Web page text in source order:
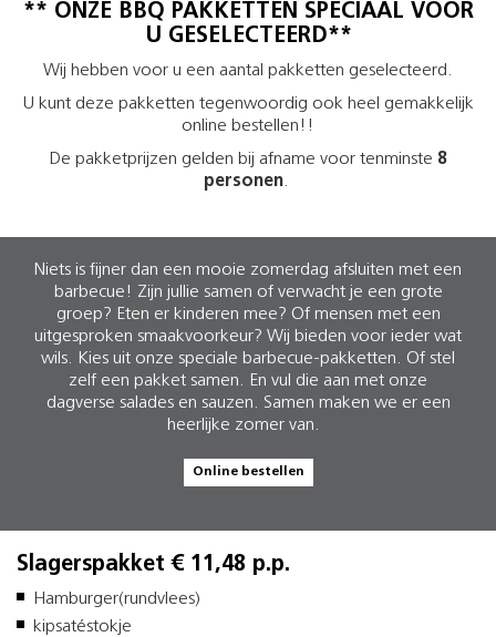
** ONZE BBQ PAKKETTEN SPECIAAL VOOR
U GESELECTEERD**
Wij hebben voor u een aantal pakketten geselecteerd.
U kunt deze pakketten tegenwoordig ook heel gemakkelijk
online bestellen!!
De pakketprijzen gelden bij afname voor tenminste 8
personen.
Niets is fijner dan een mooie zomerdag afsluiten met een
barbecue! Zijn jullie samen of verwacht je een grote
groep? Eten er kinderen mee? Of mensen met een
uitgesproken smaakvoorkeur? Wij bieden voor ieder wat
wils. Kies uit onze speciale barbecue-pakketten. Of stel
zelf een pakket samen. En vul die aan met onze
dagverse salades en sauzen. Samen maken we er een
heerlijke zomer van.
Online bestellen
Slagerspakket € 11,48 p.p.
Hamburger(rundvlees)
kipsatéstokje